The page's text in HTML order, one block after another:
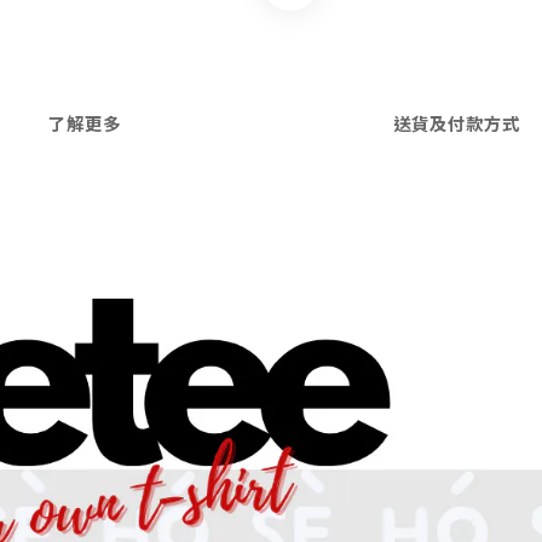
了解更多 送貨及付款方式